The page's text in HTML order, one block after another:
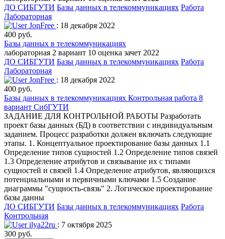
ДО СИБГУТИ Базы данных в телекоммуникациях Работа
Лабораторная
JonFree : 18 декабря 2022
400 руб.
Базы данных в телекоммуникациях
лабораторная 2 вариант 10 оценка зачет 2022
ДО СИБГУТИ Базы данных в телекоммуникациях Работа
Лабораторная
JonFree : 18 декабря 2022
400 руб.
Базы данных в телекоммуникациях Контрольная работа 8
вариант СибГУТИ
ЗАДАНИЕ ДЛЯ КОНТРОЛЬНОЙ РАБОТЫ Разработать
проект базы данных (БД) в соответствии с индивидуальным
заданием. Процесс разработки должен включать следующие
этапы. 1. Концептуальное проектирование базы данных 1.1
Определение типов сущностей 1.2 Определение типов связей
1.3 Определение атрибутов и связывание их с типами
сущностей и связей 1.4 Определение атрибутов, являющихся
потенциальными и первичными ключами 1.5 Создание
диаграммы "сущность-связь" 2. Логическое проектирование
базы данны
ДО СИБГУТИ Базы данных в телекоммуникациях Работа
Контрольная
ilya22ru : 7 октября 2025
300 руб.